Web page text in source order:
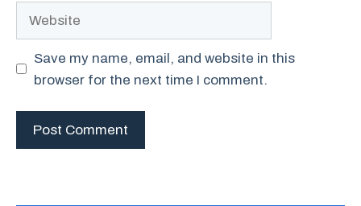
Save my name, email, and website in this
browser for the next time I comment.